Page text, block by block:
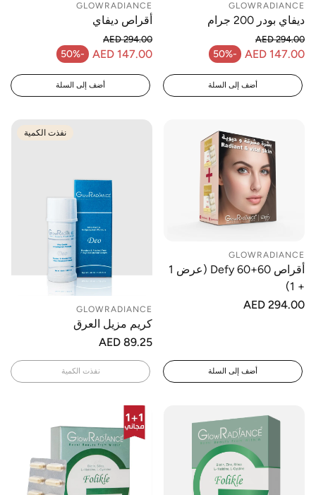
GLOWRADIANCE
ديفاي بودر 200 جرام
AED 147.00
-50% سعر البيع
السعر العادي
AED 294.00
أضف إلى السلة
GLOWRADIANCE
أقراص ديفاي
AED 147.00
-50% سعر البيع
السعر العادي
AED 294.00
أضف إلى السلة
GLOWRADIANCE
أقراص Defy 60+60 (عرض 1
+ 1)
السعر
AED 294.00
أضف إلى السلة
نفذت الكمية
GLOWRADIANCE
كريم مزيل العرق
السعر
AED 89.25
نفذت الكمية